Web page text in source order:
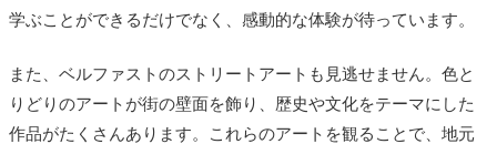
学ぶことができるだけでなく、感動的な体験が待っています。
また、ベルファストのストリートアートも見逃せません。色と
りどりのアートが街の壁面を飾り、歴史や文化をテーマにした
作品がたくさんあります。これらのアートを観ることで、地元